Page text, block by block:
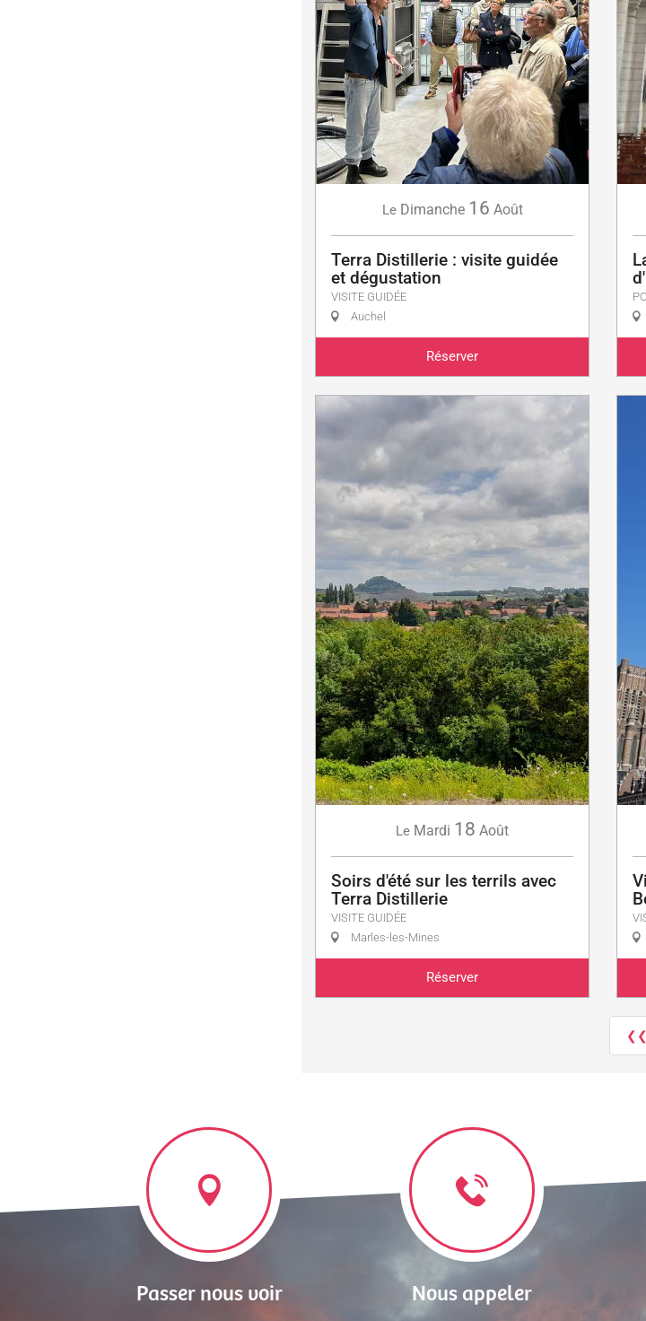
Le Dimanche 16 Août
Terra Distillerie : visite guidée
et dégustation
VISITE GUIDÉE
Auchel
Réserver
Le Mardi 18 Août
Soirs d'été sur les terrils avec
Terra Distillerie
VISITE GUIDÉE
Marles-les-Mines
Réserver
❮❮
Passer nous voir Nous appeler